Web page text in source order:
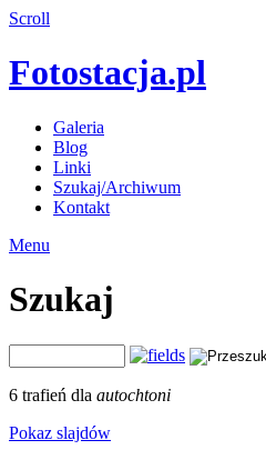
Scroll
Fotostacja.pl
Galeria
Blog
Linki
Szukaj/Archiwum
Kontakt
Menu
Szukaj
6 trafień dla autochtoni
Pokaz slajdów